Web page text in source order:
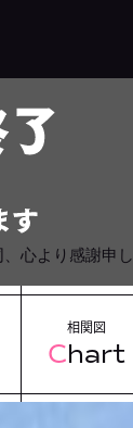
心より感謝申
相関図
Chart